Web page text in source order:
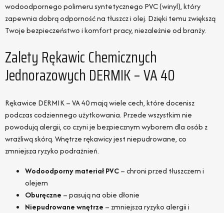
wodoodpornego polimeru syntetycznego PVC (winyl), który
zapewnia dobrą odporność na tłuszcz i olej. Dzięki temu zwiększą
Twoje bezpieczeństwo i komfort pracy, niezależnie od branży.
Zalety Rękawic Chemicznych
Jednorazowych DERMIK – VA 40
Rękawice DERMIK – VA 40 mają wiele cech, które docenisz
podczas codziennego użytkowania. Przede wszystkim nie
powodują alergii, co czyni je bezpiecznym wyborem dla osób z
wrażliwą skórą. Wnętrze rękawicy jest niepudrowane, co
zmniejsza ryzyko podrażnień.
Wodoodporny materiał PVC– chroni przed tłuszczem i
olejem
Oburęczne – pasują na obie dłonie
Niepudrowane wnętrze – zmniejsza ryzyko alergii i